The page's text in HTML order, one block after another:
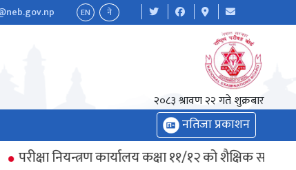
EN ने
२०८३ श्रावण २२ गते शुक्रबार
नतिजा प्रकाशन
परीक्षा नियन्त्रण कार्यालय कक्षा ११/१२ को शैक्षिक सत्र